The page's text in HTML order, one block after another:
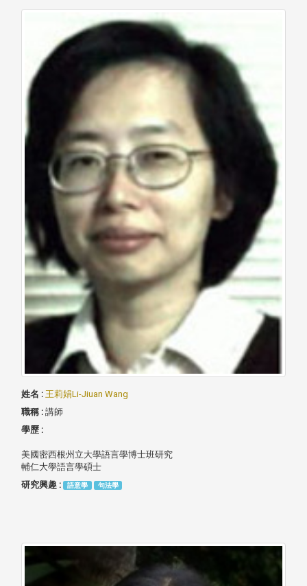
姓名 : 王莉娟Li-Jiuan Wang
職稱 : 講師
學歷 :
美國密西根州立大學語言學博士班研究
輔仁大學語言學碩士
研究興趣 :
語意學 句法學